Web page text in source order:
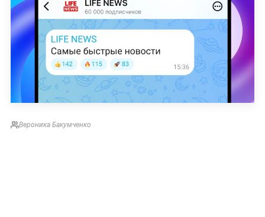
Вероника Бакумченко